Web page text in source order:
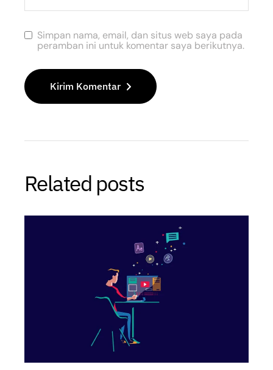
Simpan nama, email, dan situs web saya pada
peramban ini untuk komentar saya berikutnya.
Kirim Komentar
Related posts